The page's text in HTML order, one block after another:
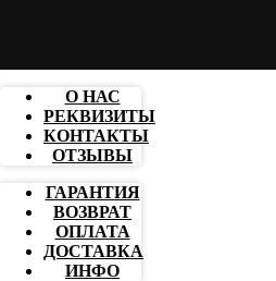
О НАС
РЕКВИЗИТЫ
КОНТАКТЫ
ОТЗЫВЫ
ГАРАНТИЯ
ВОЗВРАТ
ОПЛАТА
ДОСТАВКА
ИНФО